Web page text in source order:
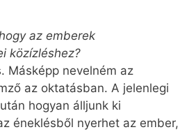
az emberek
közízléshez?
Másképp nevelném az
az oktatásban. A jelenlegi
hogyan álljunk ki
éneklésből nyerhet az ember,